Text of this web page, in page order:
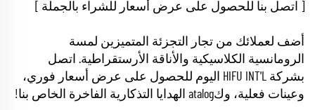
[ اتصل بنا للحصول على عرض أسعار للشراء بالجملة ]
أضف لعملائك من تجار التجزئة المتميزين لمسة
الرومانسية الكلاسيكية والأناقة الأرستقراطية. اتصل
بشركة HIFU INT'L اليوم للحصول على عرض أسعار فوري،
وعينات فعلية، وكatalog الهدايا التذكارية الفاخرة الخاص بنا!